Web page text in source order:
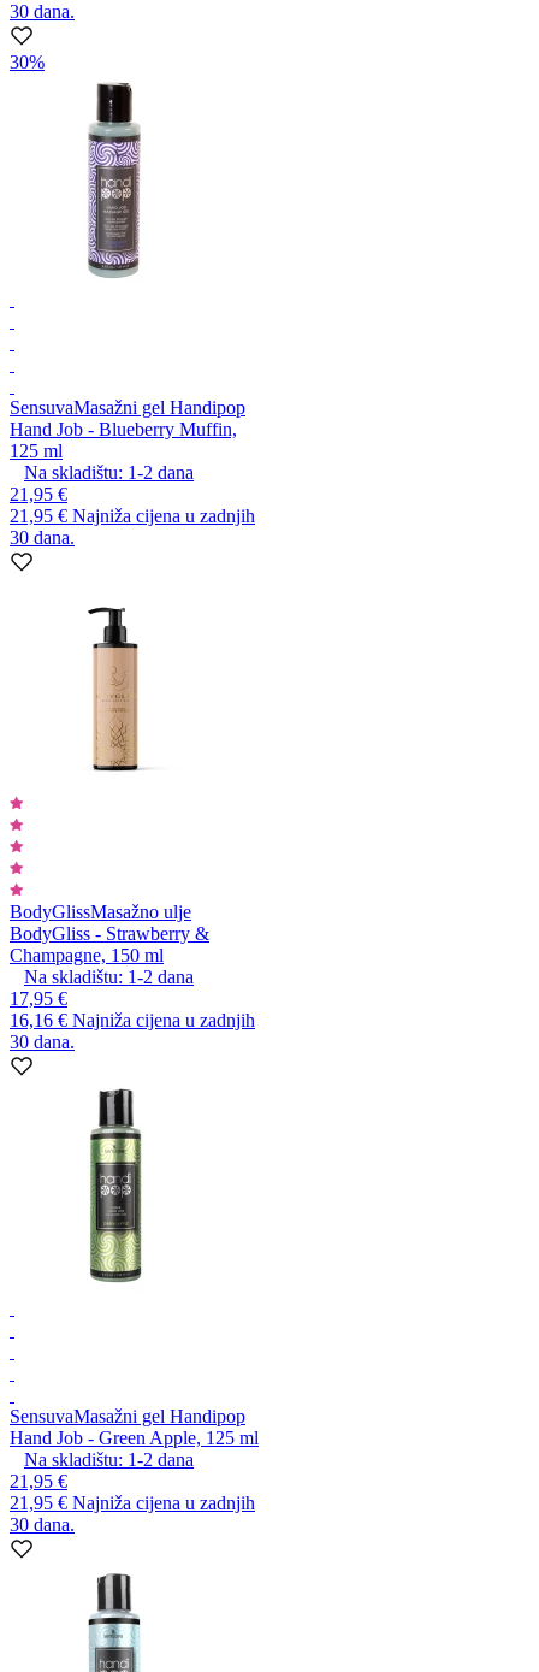
30 dana.
30%
SensuvaMasažni gel Handipop
Hand Job - Blueberry Muffin,
125 ml
Na skladištu: 1-2 dana
21,95 €
21,95 € Najniža cijena u zadnjih
30 dana.
BodyGlissMasažno ulje
BodyGliss - Strawberry &
Champagne, 150 ml
Na skladištu: 1-2 dana
17,95 €
16,16 € Najniža cijena u zadnjih
30 dana.
SensuvaMasažni gel Handipop
Hand Job - Green Apple, 125 ml
Na skladištu: 1-2 dana
21,95 €
21,95 € Najniža cijena u zadnjih
30 dana.